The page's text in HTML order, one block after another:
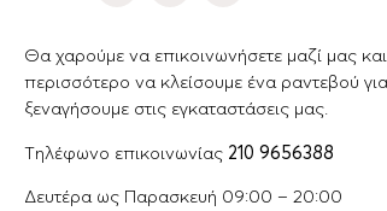
Θα χαρούμε να επικοινωνήσετε μαζί μας
περισσότερο να κλείσουμε ένα ραντεβού
ξεναγήσουμε στις εγκαταστάσεις μας.
Tηλέφωνο επικοινωνίας 210 9656388
Δευτέρα ως Παρασκευή 09:00 – 20:00